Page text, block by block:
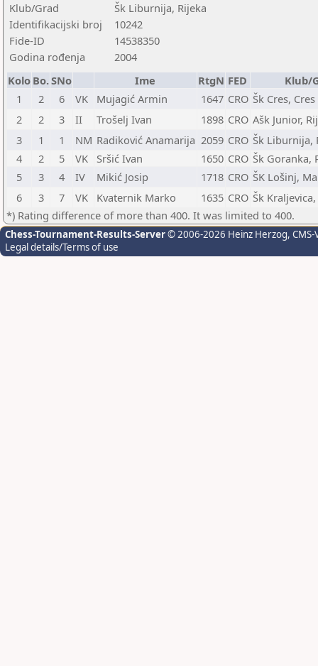
Klub/Grad
Šk Liburnija, Rijeka
Identifikacijski broj
10242
Fide-ID
14538350
Godina rođenja
2004
Kolo Bo.SNo Ime RtgN FED
Klub/
1
2 6 VK Mujagić Armin 1647 CRO Šk Cres, Cres
2
2 3 II Trošelj Ivan 1898 CRO Ašk Junior,
3
1 1 NM Radiković Anamarija 2059 CRO Šk Liburnija,
4
2 5 VK Sršić Ivan 1650 CRO Šk Goranka,
5
3 4 IV Mikić Josip 1718 CRO ŠK Lošinj,
6
3 7 VK Kvaternik Marko 1635 CRO Šk
*) Rating difference of more than 400. It was limited to 400.
Chess-Tournament-Results-Server© 2006-2026 Heinz Herzog,
Legal details/Terms of use